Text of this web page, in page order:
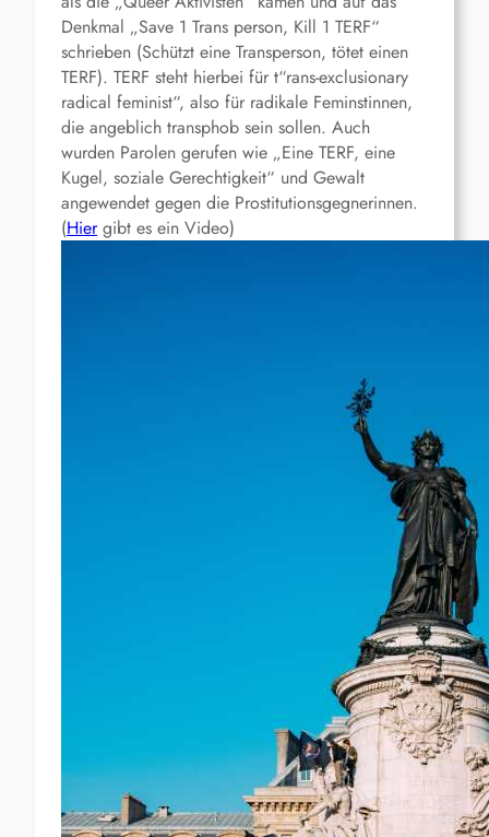
Denkmal „Save 1 Trans person, Kill 1 TERF“
schrieben (Schützt eine Transperson, tötet einen
TERF). TERF steht hierbei für t“rans-exclusionary
radical feminist“, also für radikale Feminstinnen,
die angeblich transphob sein sollen. Auch
wurden Parolen gerufen wie „Eine TERF, eine
Kugel, soziale Gerechtigkeit“ und Gewalt
angewendet gegen die Prostitutionsgegnerinnen.
(Hiergibt es ein Video)